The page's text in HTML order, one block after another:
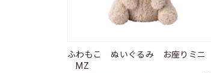
ふわもこ ぬいぐるみ お座りミニ
MZ